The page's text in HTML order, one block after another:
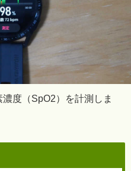
度（SpO2）を計測しま